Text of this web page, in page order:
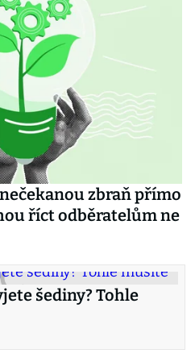
zbraň přímo
říct odběratelům ne
šediny? Tohle